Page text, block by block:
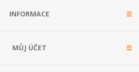
INFORMACE
MŮJ ÚČET